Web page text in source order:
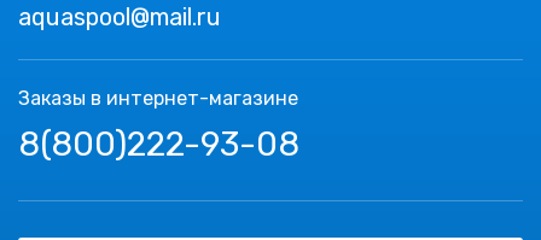
aquaspool@mail.ru
Заказы в интернет-магазине
8(800)222-93-08